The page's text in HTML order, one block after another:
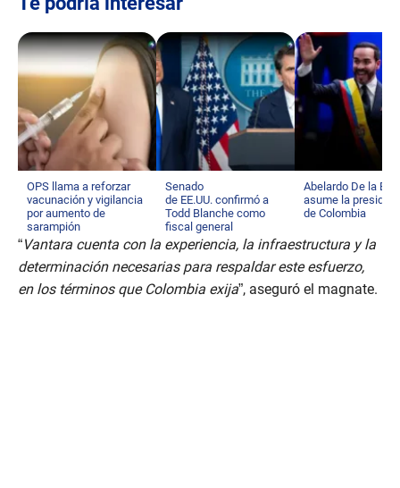
OPS llama a reforzar
vacunación y vigilancia
por aumento de
sarampión
Senado
de EE.UU. confirmó a
Todd Blanche como
fiscal general
Abelardo De la
asume la
de Colombia
“Vantara cuenta con la experiencia, la infraestructura y la
determinación necesarias para respaldar este esfuerzo,
en los términos que Colombia exija”, aseguró el magnate.